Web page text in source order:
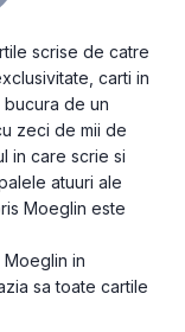
scrise de catre
carti in
bucura de un
zeci de mii de
in care scrie si
atuuri ale
Moeglin este
in
sa toate cartile